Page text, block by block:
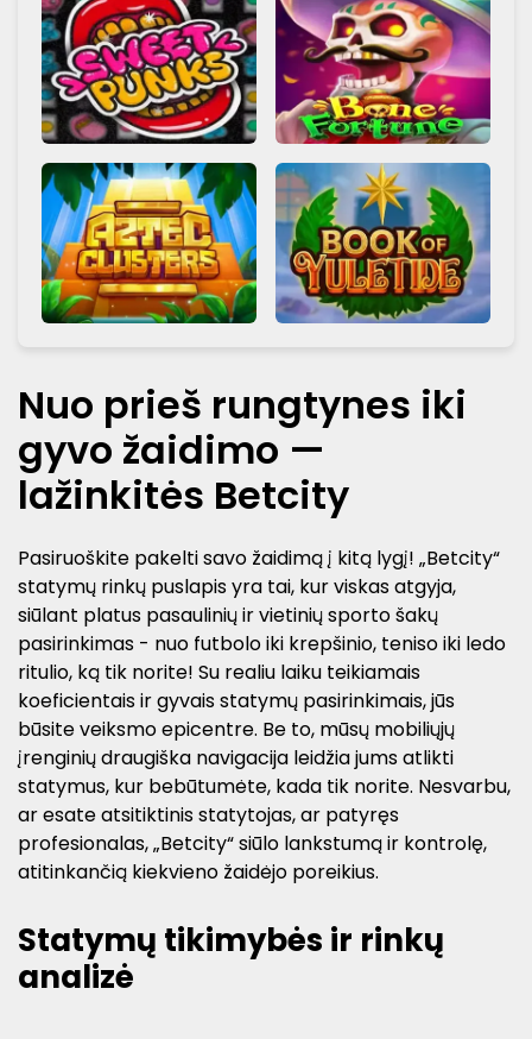
Nuo prieš rungtynes iki
gyvo žaidimo —
lažinkitės Betcity
Pasiruoškite pakelti savo žaidimą į kitą lygį! „Betcity“
statymų rinkų puslapis yra tai, kur viskas atgyja,
siūlant platus pasaulinių ir vietinių sporto šakų
pasirinkimas - nuo futbolo iki krepšinio, teniso iki ledo
ritulio, ką tik norite! Su realiu laiku teikiamais
koeficientais ir gyvais statymų pasirinkimais, jūs
būsite veiksmo epicentre. Be to, mūsų mobiliųjų
įrenginių draugiška navigacija leidžia jums atlikti
statymus, kur bebūtumėte, kada tik norite. Nesvarbu,
ar esate atsitiktinis statytojas, ar patyręs
profesionalas, „Betcity“ siūlo lankstumą ir kontrolę,
atitinkančią kiekvieno žaidėjo poreikius.
Statymų tikimybės ir rinkų
analizė